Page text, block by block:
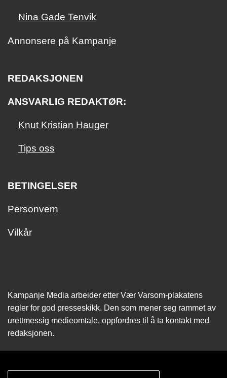
Nina Gade Tenvik
Annonsere på Kampanje
REDAKSJONEN
ANSVARLIG REDAKTØR:
Knut Kristian Hauger
Tips oss
BETINGELSER
Personvern
Vilkår
Kampanje Media arbeider etter Vær Varsom-plakatens
regler for god presseskikk. Den som mener seg rammet av
urettmessig medie­omtale, oppfordres til å ta kontakt med
redaksjonen.